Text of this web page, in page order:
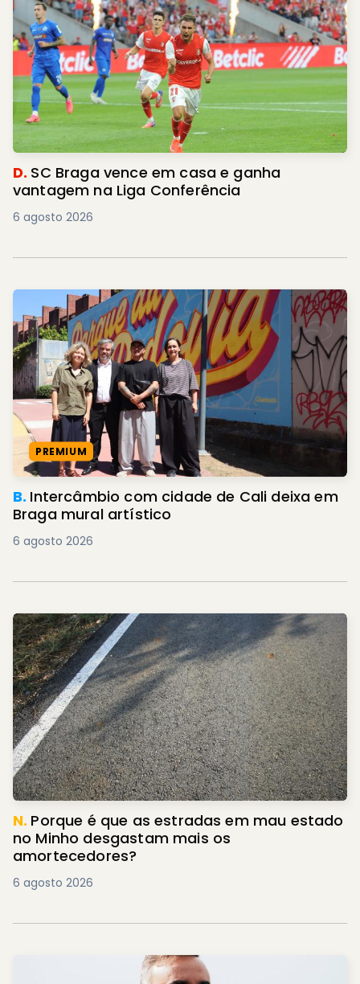
D. SC Braga vence em casa e ganha
vantagem na Liga Conferência
6 agosto 2026
PREMIUM
B. Intercâmbio com cidade de Cali deixa em
Braga mural artístico
6 agosto 2026
N. Porque é que as estradas em mau estado
no Minho desgastam mais os
amortecedores?
6 agosto 2026